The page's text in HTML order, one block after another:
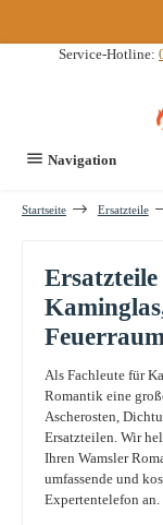
Service-Hotline:
Navigation
Startseite Ersatzteile
Als Fachleute für
Romantik eine
Ascherosten,
Ersatzteilen. Wir
Ihren Wamsler
umfassende und
Expertentelefon an.